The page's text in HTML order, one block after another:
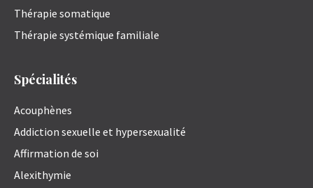
Thérapie somatique
Thérapie systémique familiale
Spécialités
Acouphènes
Addiction sexuelle et hypersexualité
Affirmation de soi
Alexithymie